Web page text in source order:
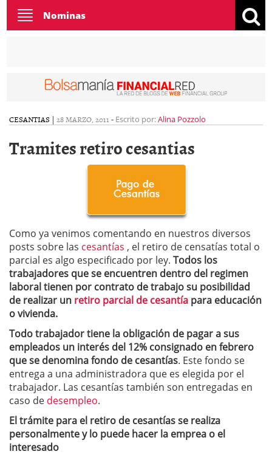
Toggle
navigation
Nominas
CESANTIAS | 28 MARZO, 2011 - Escrito por:Alina Pozzolo
Tramites retiro cesantias
Como ya venimos comentando en nuestros diversos
posts sobre las cesantías , el retiro de censatías total o
parcial es algo especificado por ley. Todos los
trabajadores que se encuentren dentro del regimen
laboral tienen por contrato de trabajo su posibilidad
de realizar un retiro parcial de cesantía para educación
o vivienda.
Todo trabajador tiene la obligación de pagar a sus
empleados un interés del 12% consignado en febrero
que se denomina fondo de cesantías. Este fondo se
entrega a una administradora que es elegida por el
trabajador. Las cesantías también son entregadas en
caso de desempleo.
El trámite para el retiro de cesantías se realiza
personalmente y lo puede hacer la emprea o el
interesado